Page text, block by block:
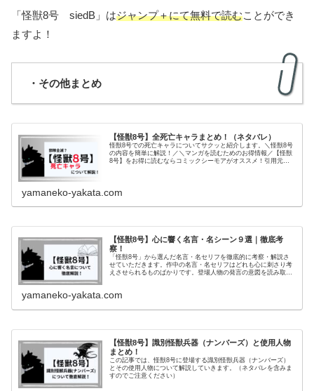
「怪獣8号 siedB」はジャンプ＋にて無料で読むことができ
ますよ！
・その他まとめ
【怪獣8号】全死亡キャラまとめ！（ネタバレ）
怪獣8号での死亡キャラについてサクッと紹介します。＼怪獣8号
の内容を簡単に解説！／＼マンガを読むためのお得情報／【怪獣
8号】をお得に読むならコミックシーモアがオススメ！引用元：
yamaneko-yakata.com
【怪獣8号】心に響く名言・名シーン９選｜徹底考
察！
「怪獣8号」から選んだ名言・名セリフを徹底的に考察・解説さ
せていただきます。作中の名言・名セリフはどれも心に刺さり考
えさせられるものばかりです。登場人物の発言の意図を読み取
yamaneko-yakata.com
【怪獣8号】識別怪獣兵器（ナンバーズ）と使用人物
まとめ！
この記事では、怪獣8号に登場する識別怪獣兵器（ナンバーズ）
とその使用人物について解説していきます。（ネタバレを含みま
すのでご注意ください）